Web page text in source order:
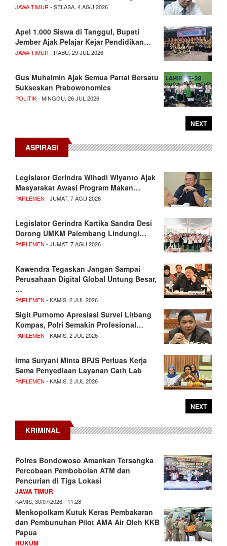
JAWA TIMUR - SELASA, 4 AGU 2026
Apel 1.000 Siswa di Tanggul, Bupati
Jember Ajak Pelajar Kejar Pendidikan…
JAWA TIMUR - RABU, 29 JUL 2026
Gus Muhaimin Ajak Semua Partai Bersatu
Sukseskan Prabowonomics
POLITIK- MINGGU, 26 JUL 2026
NEXT
ASPIRASI
Legislator Gerindra Wihadi Wiyanto Ajak
Masyarakat Awasi Program Makan…
PARLEMEN - JUMAT, 7 AGU 2026
Legislator Gerindra Kartika Sandra Desi
Dorong UMKM Palembang Lindungi…
PARLEMEN - JUMAT, 7 AGU 2026
Kawendra Tegaskan Jangan Sampai
Perusahaan Digital Global Untung Besar,
…
PARLEMEN - KAMIS, 2 JUL 2026
Sigit Purnomo Apresiasi Survei Litbang
Kompas, Polri Semakin Profesional…
PARLEMEN - KAMIS, 2 JUL 2026
Irma Suryani Minta BPJS Perluas Kerja
Sama Penyediaan Layanan Cath Lab
PARLEMEN - KAMIS, 2 JUL 2026
NEXT
KRIMINAL
Polres Bondowoso Amankan Tersangka
Percobaan Pembobolan ATM dan
Pencurian di Tiga Lokasi
JAWA TIMUR
KAMIS, 30/07/2026 - 11:28
Menkopolkam Kutuk Keras Pembakaran
dan Pembunuhan Pilot AMA Air Oleh KKB
Papua
HUKUM